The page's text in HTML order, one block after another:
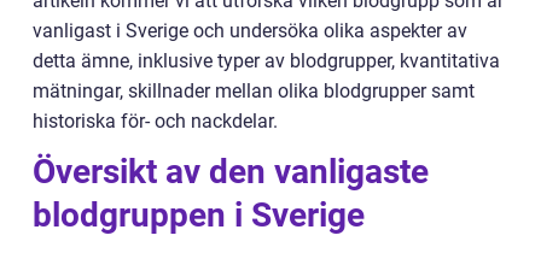
vanligast i Sverige och undersöka olika aspekter av
detta ämne, inklusive typer av blodgrupper, kvantitativa
mätningar, skillnader mellan olika blodgrupper samt
historiska för- och nackdelar.
Översikt av den vanligaste
blodgruppen i Sverige